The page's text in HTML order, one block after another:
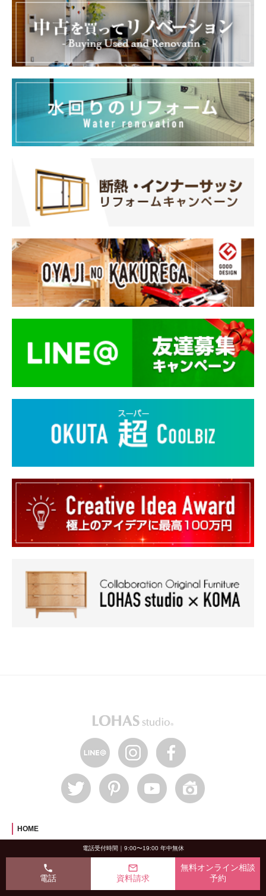
HOME
LOHAS studioについて
OKUTA8つの信頼の証
材工分離リフォーム
電話受付時間｜9:00〜19:00 年中無休
phone
電話
mail_outline
資料請求
無料オンライン相談
予約